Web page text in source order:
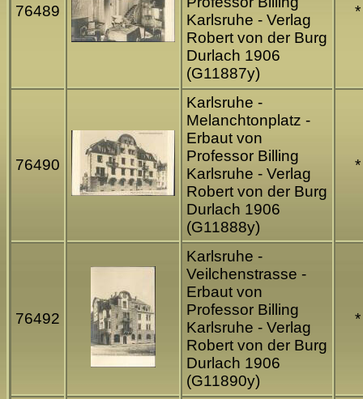
76489
Karlsruhe - Verlag
Robert von der Burg
Durlach 1906
(G11887y)
*
76490
Karlsruhe -
Melanchtonplatz -
Erbaut von
Professor Billing
Karlsruhe - Verlag
Robert von der Burg
Durlach 1906
(G11888y)
*
76492
Karlsruhe -
Veilchenstrasse -
Erbaut von
Professor Billing
Karlsruhe - Verlag
Robert von der Burg
Durlach 1906
(G11890y)
*